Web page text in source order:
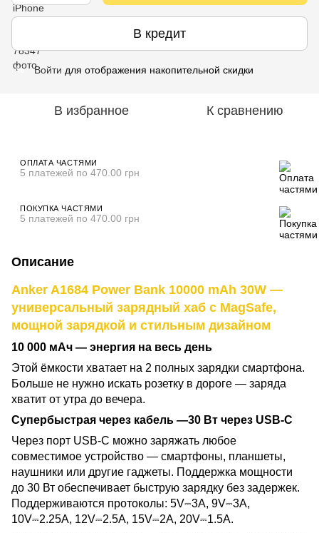
В кредит
% Войти для отображения накопительной скидки
В избранное К сравнению
ОПЛАТА ЧАСТЯМИ
5 платежей по 470.00 грн
ПОКУПКА ЧАСТЯМИ
5 платежей по 470.00 грн
Описание
Anker A1684 Power Bank 10000 mAh 30W —
универсальный зарядный хаб с MagSafe,
мощной зарядкой и стильным дизайном
10 000 мАч — энергия на весь день
Этой ёмкости хватает на 2 полных зарядки смартфона.
Больше не нужно искать розетку в дороге — заряда
хватит от утра до вечера.
Супербыстрая через кабель —30 Вт через USB-C
Через порт USB-C можно заряжать любое
совместимое устройство — смартфоны, планшеты,
наушники или другие гаджеты. Поддержка мощности
до 30 Вт обеспечивает быструю зарядку без задержек.
Поддерживаются протоколы: 5V⎓3A, 9V⎓3A,
10V⎓2.25A, 12V⎓2.5A, 15V⎓2A, 20V⎓1.5A.